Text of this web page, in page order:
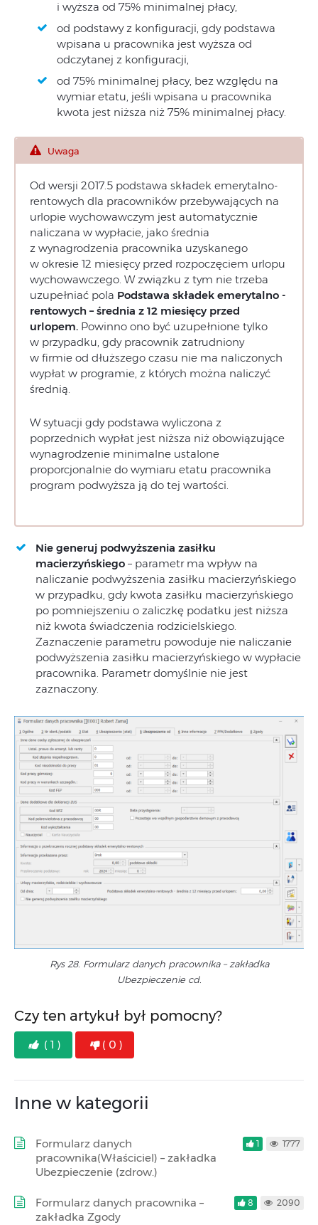
i wyższa od 75% minimalnej płacy,
od podstawy z konfiguracji, gdy podstawa
wpisana u pracownika jest wyższa od
odczytanej z konfiguracji,
od 75% minimalnej płacy, bez względu na
wymiar etatu, jeśli wpisana u pracownika
kwota jest niższa niż 75% minimalnej płacy.
Uwaga
Od wersji 2017.5 podstawa składek emerytalno-
rentowych dla pracowników przebywających na
urlopie wychowawczym jest automatycznie
naliczana w wypłacie, jako średnia
z wynagrodzenia pracownika uzyskanego
w okresie 12 miesięcy przed rozpoczęciem urlopu
wychowawczego. W związku z tym nie trzeba
uzupełniać pola Podstawa składek emerytalno ‑
rentowych – średnia z 12 miesięcy przed
urlopem. Powinno ono być uzupełnione tylko
w przypadku, gdy pracownik zatrudniony
w firmie od dłuższego czasu nie ma naliczonych
wypłat w programie, z których można naliczyć
średnią.
W sytuacji gdy podstawa wyliczona z
poprzednich wypłat jest niższa niż obowiązujące
wynagrodzenie minimalne ustalone
proporcjonalnie do wymiaru etatu pracownika
program podwyższa ją do tej wartości.
Nie generuj podwyższenia zasiłku
macierzyńskiego – parametr ma wpływ na
naliczanie podwyższenia zasiłku macierzyńskiego
w przypadku, gdy kwota zasiłku macierzyńskiego
po pomniejszeniu o zaliczkę podatku jest niższa
niż kwota świadczenia rodzicielskiego.
Zaznaczenie parametru powoduje nie naliczanie
podwyższenia zasiłku macierzyńskiego w wypłacie
pracownika. Parametr domyślnie nie jest
zaznaczony.
Rys 28. Formularz danych pracownika – zakładka
Ubezpieczenie cd.
Czy ten artykuł był pomocny?
( 1 ) ( 0 )
Inne w kategorii
Formularz danych
pracownika(Właściciel) – zakładka
Ubezpieczenie (zdrow.)
1 1777
Formularz danych pracownika –
zakładka Zgody
8 2090